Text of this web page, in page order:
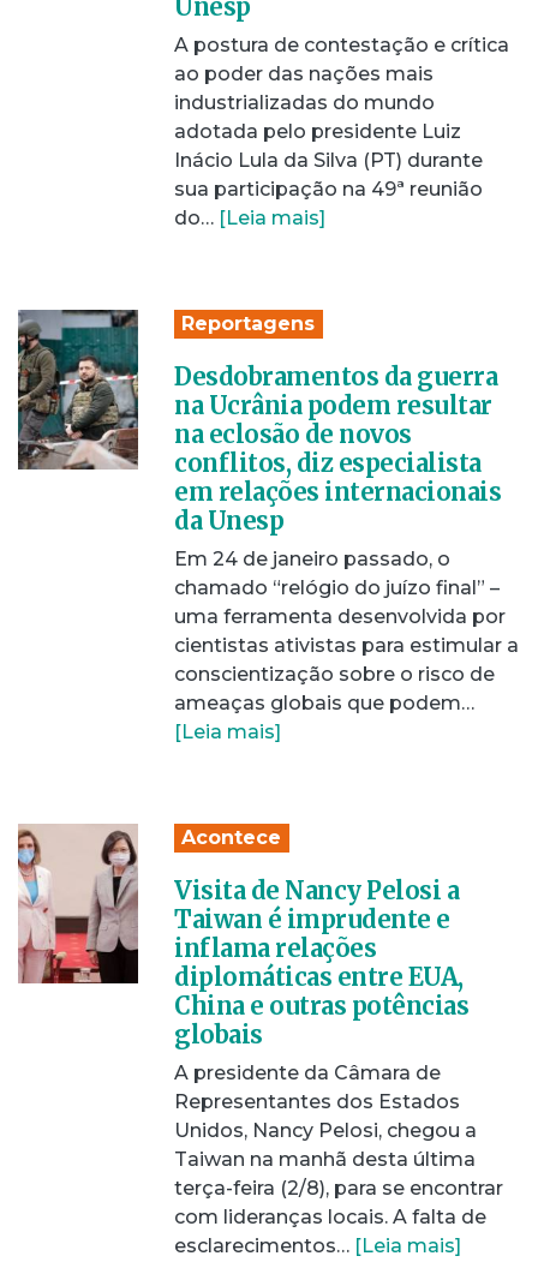
Unesp
A postura de contestação e crítica
ao poder das nações mais
industrializadas do mundo
adotada pelo presidente Luiz
Inácio Lula da Silva (PT) durante
sua participação na 49ª reunião
do… [Leia mais]
Reportagens
Desdobramentos da guerra
na Ucrânia podem resultar
na eclosão de novos
conflitos, diz especialista
em relações internacionais
da Unesp
Em 24 de janeiro passado, o
chamado “relógio do juízo final” –
uma ferramenta desenvolvida por
cientistas ativistas para estimular a
conscientização sobre o risco de
ameaças globais que podem…
[Leia mais]
Acontece
Visita de Nancy Pelosi a
Taiwan é imprudente e
inflama relações
diplomáticas entre EUA,
China e outras potências
globais
A presidente da Câmara de
Representantes dos Estados
Unidos, Nancy Pelosi, chegou a
Taiwan na manhã desta última
terça-feira (2/8), para se encontrar
com lideranças locais. A falta de
esclarecimentos… [Leia mais]